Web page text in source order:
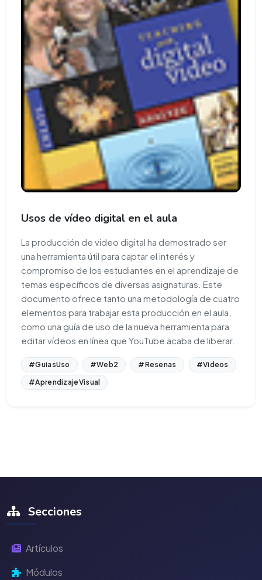
Usos de vídeo digital en el aula
La producción de video digital ha demostrado ser
una herramienta útil para captar el interés y
compromiso de los estudiantes en el aprendizaje de
temas específicos de diversas asignaturas. Este
documento ofrece tanto una metodología de cuatro
elementos para trabajar esta producción en el aula,
como una guía de uso de la nueva herramienta para
editar vídeos en línea que YouTube acaba de liberar.
#GuiasUso #Web2 #Resenas
#Videos
#AprendizajeVisual
Secciones
Artículos
Módulos